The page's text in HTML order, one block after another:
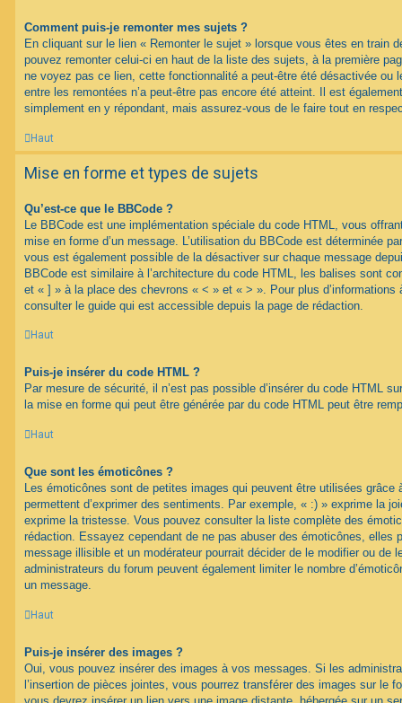
Comment puis-je remonter mes sujets ?
En cliquant sur le lien « Remonter le sujet » lorsque vous êtes en train
pouvez remonter celui-ci en haut de la liste des sujets, à la première
ne voyez pas ce lien, cette fonctionnalité a peut-être été désactivée ou
entre les remontées n’a peut-être pas encore été atteint. Il est
simplement en y répondant, mais assurez-vous de le faire tout en
Haut
Mise en forme et types de sujets
Qu’est-ce que le BBCode ?
Le BBCode est une implémentation spéciale du code HTML, vous
mise en forme d’un message. L’utilisation du BBCode est déterminée
vous est également possible de la désactiver sur chaque message
BBCode est similaire à l’architecture du code HTML, les balises sont
et « ] » à la place des chevrons « < » et « > ». Pour plus d’informations
consulter le guide qui est accessible depuis la page de rédaction.
Haut
Puis-je insérer du code HTML ?
Par mesure de sécurité, il n’est pas possible d’insérer du code HTML
la mise en forme qui peut être générée par du code HTML peut être
Haut
Que sont les émoticônes ?
Les émoticônes sont de petites images qui peuvent être utilisées grâce
permettent d’exprimer des sentiments. Par exemple, « :) » exprime la
exprime la tristesse. Vous pouvez consulter la liste complète des
rédaction. Essayez cependant de ne pas abuser des émoticônes, elles
message illisible et un modérateur pourrait décider de le modifier ou de
administrateurs du forum peuvent également limiter le nombre
un message.
Haut
Puis-je insérer des images ?
Oui, vous pouvez insérer des images à vos messages. Si les
l’insertion de pièces jointes, vous pourrez transférer des images sur le